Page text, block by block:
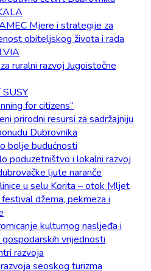
Mjere i strategije za
obiteljskog života i rada
ruralni razvoj Jugoistočne
for citizens“
prirodni resursi za sadržajniju
Dubrovnika
bolje budućnosti
poduzetništvo i lokalni razvoj
ljute naranče
u selu Korita – otok Mljet
džema, pekmeza i
kulturnog nasljeđa i
vrijednosti
razvoja
seoskog turizma